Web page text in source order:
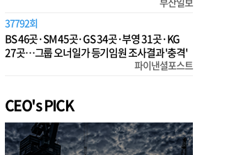
37792회
BS 46곳·SM 45곳·GS 34곳·부영 31곳·KG
27곳…그룹 오너일가 등기임원 조사결과 '충격'
파이낸셜포스트
CEO's PICK